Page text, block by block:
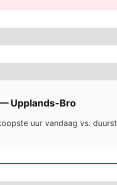
Upplands-Bro
uur vandaag vs.